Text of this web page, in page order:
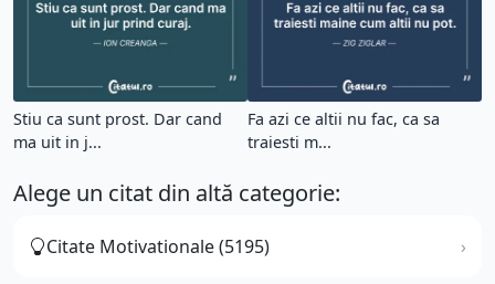
Stiu ca sunt prost. Dar cand
ma uit in j...
Fa azi ce altii nu fac, ca sa
traiesti m...
Alege un citat din altă categorie:
Citate Motivationale (5195)